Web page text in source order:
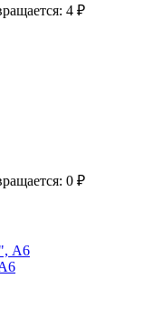
4 ₽
0 ₽